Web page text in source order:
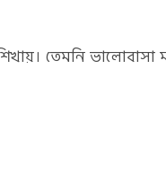
তেমনি ভালোবাসা